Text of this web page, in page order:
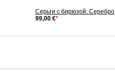
Серьги с бирюзой. Серебро
99,00 €*